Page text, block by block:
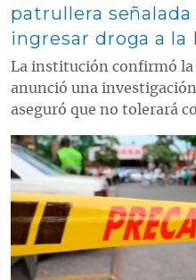
patrullera
ingresar droga a
La institución confirmó
anunció una
aseguró que no tolerará
Contenido multimedia principal